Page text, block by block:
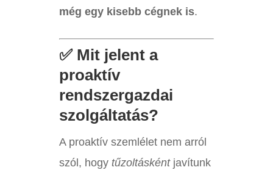
még egy kisebb cégnek is.
✅ Mit jelent a
proaktív
rendszergazdai
szolgáltatás?
A proaktív szemlélet nem arról
szól, hogy tűzoltáskéntjavítunk